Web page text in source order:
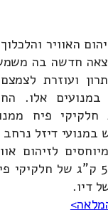
האוויר
חדשה בה
ועוזרת
במנועים אלו.
חלקיקי פיח
במנועי דיזל
לזיהום
מכרה החברה 500 ק"ג של